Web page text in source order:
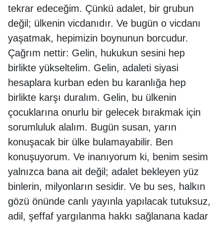
tekrar edeceğim. Çünkü adalet, bir grubun
değil; ülkenin vicdanıdır. Ve bugün o vicdanı
yaşatmak, hepimizin boynunun borcudur.
Çağrım nettir: Gelin, hukukun sesini hep
birlikte yükseltelim. Gelin, adaleti siyasi
hesaplara kurban eden bu karanlığa hep
birlikte karşı duralım. Gelin, bu ülkenin
çocuklarına onurlu bir gelecek bırakmak için
sorumluluk alalım. Bugün susan, yarın
konuşacak bir ülke bulamayabilir. Ben
konuşuyorum. Ve inanıyorum ki, benim sesim
yalnızca bana ait değil; adalet bekleyen yüz
binlerin, milyonların sesidir. Ve bu ses, halkın
gözü önünde canlı yayınla yapılacak tutuksuz,
adil, şeffaf yargılanma hakkı sağlanana kadar